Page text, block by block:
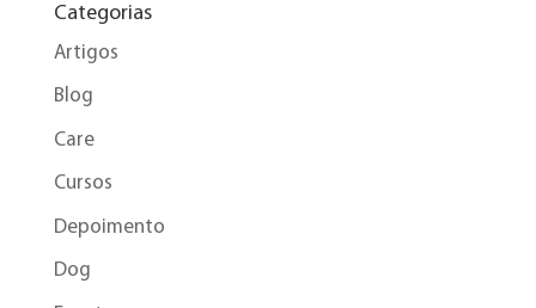
Categorias
Artigos
Blog
Care
Cursos
Depoimento
Dog